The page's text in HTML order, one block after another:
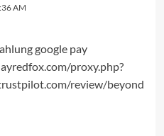
AM
google pay
proxy.php?
review/beyond